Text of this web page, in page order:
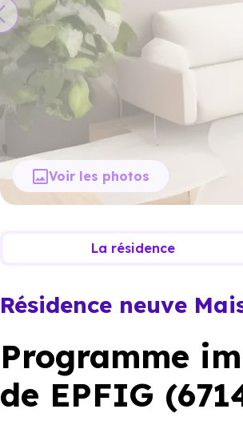
Voir les photos
Résidence neuve
Programme
de EPFIG
La résidence